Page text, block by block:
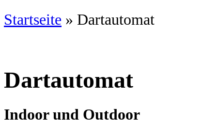
Startseite » Dartautomat
Dartautomat
Indoor und Outdoor